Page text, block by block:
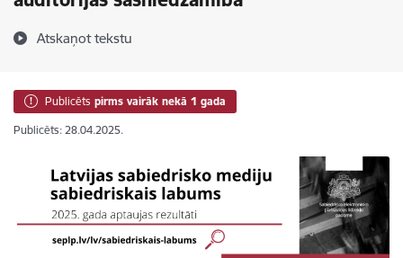
Atskaņot tekstu
Publicēts pirms vairāk nekā 1 gada
Publicēts: 28.04.2025.